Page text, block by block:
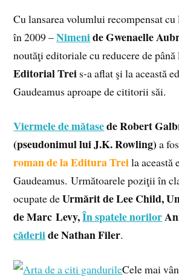
Cu lansarea volumlui recompensat
în 2009 –Nimenide Gwenaelle
noutăţi editoriale cu reducere de
Editorial Trei s-a aflat şi la această
Gaudeamus aproape de cititorii săi.
Viermele de mătasede Robert
(pseudonimul lui J.K. Rowling) a
roman de la Editura Treila această
Gaudeamus. Următoarele poziţii în
ocupate deUrmărit de Lee Child,
de Marc Levy,În spatele norilor
căderiide Nathan Filer.
Cele mai